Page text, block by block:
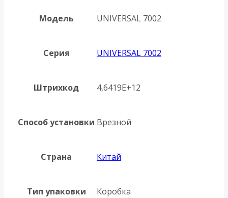
Модель UNIVERSAL 7002
Серия UNIVERSAL 7002
Штрихкод 4,6419E+12
Способ установки Врезной
Страна Китай
Тип упаковки Коробка